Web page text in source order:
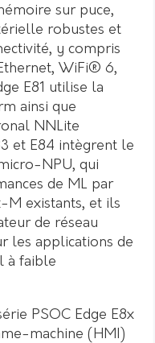
sur puce,
robustes et
y compris
WiFi® 6,
E81 utilise la
ainsi que
NNLite
et E84 intègrent le
NPU, qui
de ML par
M existants, et ils
de réseau
les applications de
à faible
PSOC Edge E8x
machine (HMI)